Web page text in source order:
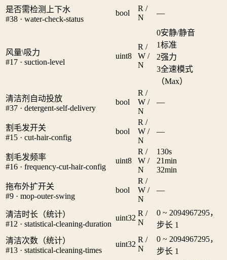
是否需检测上下水
#38 · water-check-status
bool
R /
N
—
风量\吸力
#17 · suction-level
uint8
R /
W /
N
0安静/静音
1标准
2强力
3全速模式
（Max）
清洁剂自动投放
#37 · detergent-self-delivery
bool
R /
W /
N
—
割毛发开关
#15 · cut-hair-config
bool
R /
W /
N
—
割毛发频率
#16 · frequency-cut-hair-config
uint8
R /
W /
N
130s
21min
32min
拖布外扩开关
#9 · mop-outer-swing
bool
R /
W /
N
—
清洁时长（统计）
#12 · statistical-cleaning-duration
uint32
R /
N
0 ~ 2094967295，
步长 1
清洁次数（统计）
#13 · statistical-cleaning-times
uint32
R /
N
0 ~ 2094967295，
步长 1